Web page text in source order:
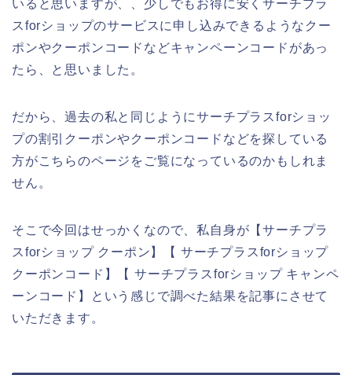
いると思いますが、、少しでもお得に安くサーチプラ
スforショップのサービスに申し込みできるようなクー
ポンやクーポンコードなどキャンペーンコードがあっ
たら、と思いました。
だから、過去の私と同じようにサーチプラスforショッ
プの割引クーポンやクーポンコードなどを探している
方がこちらのページをご覧になっているのかもしれま
せん。
そこで今回はせっかくなので、私自身が【サーチプラ
スforショップ クーポン】【 サーチプラスforショップ
クーポンコード】【 サーチプラスforショップ キャンペ
ーンコード】という感じで調べた結果を記事にさせて
いただきます。